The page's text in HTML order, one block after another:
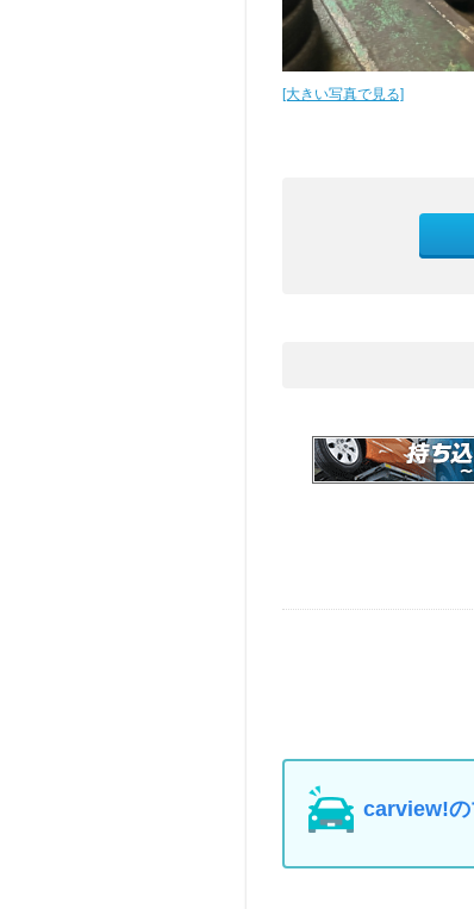
[大きい写真で見る]
carview!の